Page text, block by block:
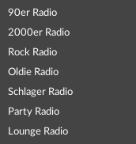
90er Radio
2000er Radio
Rock Radio
Oldie Radio
Schlager Radio
Party Radio
Lounge Radio